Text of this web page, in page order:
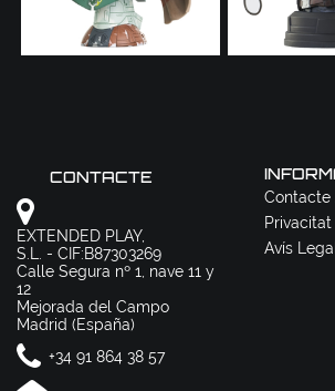
CONTACTE
EXTENDED PLAY,
S.L. - CIF:B87303269
Calle Segura nº 1, nave 11 y
12
Mejorada del Campo
Madrid (España)
+34 91 864 38 57
Contacte
Privacitat
Avís